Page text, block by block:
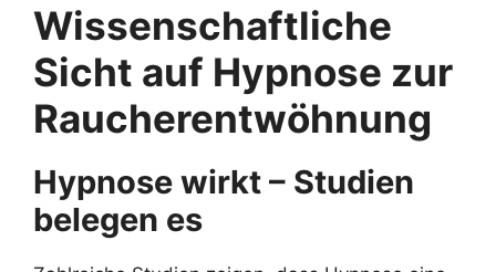
Wissenschaftliche
Sicht auf Hypnose zur
Raucherentwöhnung
Hypnose wirkt – Studien
belegen es